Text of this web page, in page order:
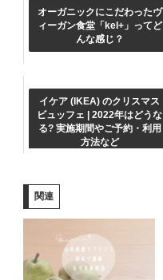
オーガニックにこだわったヴ
ィーガン食堂「kel+」ってど
んな感じ？
イケア (IKEA) のクリスマス
ビュッフェ | 2022年はどうな
る? 実施期間やご予約・利用
方法など
関連